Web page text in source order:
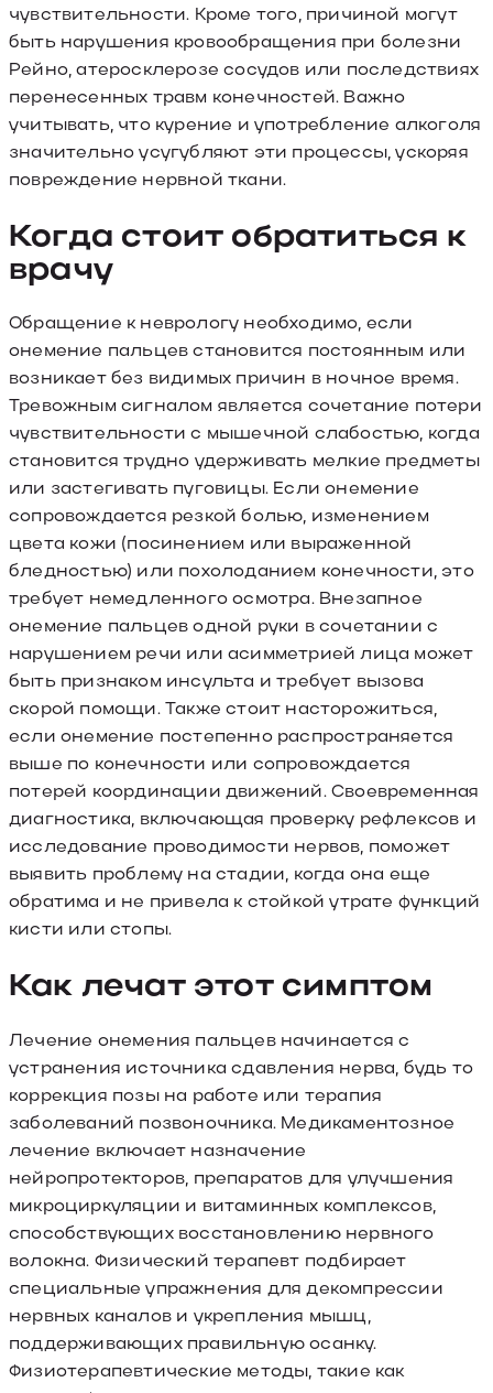
чувствительности. Кроме того, причиной могут
быть нарушения кровообращения при болезни
Рейно, атеросклерозе сосудов или последствиях
перенесенных травм конечностей. Важно
учитывать, что курение и употребление алкоголя
значительно усугубляют эти процессы, ускоряя
повреждение нервной ткани.
Когда стоит обратиться к
врачу
Обращение к неврологу необходимо, если
онемение пальцев становится постоянным или
возникает без видимых причин в ночное время.
Тревожным сигналом является сочетание потери
чувствительности с мышечной слабостью, когда
становится трудно удерживать мелкие предметы
или застегивать пуговицы. Если онемение
сопровождается резкой болью, изменением
цвета кожи (посинением или выраженной
бледностью) или похолоданием конечности, это
требует немедленного осмотра. Внезапное
онемение пальцев одной руки в сочетании с
нарушением речи или асимметрией лица может
быть признаком инсульта и требует вызова
скорой помощи. Также стоит насторожиться,
если онемение постепенно распространяется
выше по конечности или сопровождается
потерей координации движений. Своевременная
диагностика, включающая проверку рефлексов и
исследование проводимости нервов, поможет
выявить проблему на стадии, когда она еще
обратима и не привела к стойкой утрате функций
кисти или стопы.
Как лечат этот симптом
Лечение онемения пальцев начинается с
устранения источника сдавления нерва, будь то
коррекция позы на работе или терапия
заболеваний позвоночника. Медикаментозное
лечение включает назначение
нейропротекторов, препаратов для улучшения
микроциркуляции и витаминных комплексов,
способствующих восстановлению нервного
волокна. Физический терапевт подбирает
специальные упражнения для декомпрессии
нервных каналов и укрепления мышц,
поддерживающих правильную осанку.
Физиотерапевтические методы, такие как